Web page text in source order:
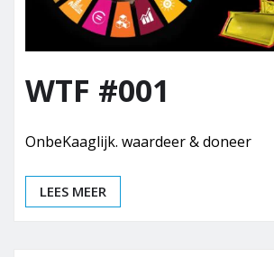
WTF #001
OnbeKaaglijk. waardeer & doneer
LEES MEER